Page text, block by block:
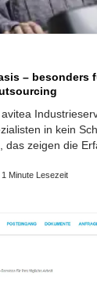
– besonders
in kein
zeigen die
1 Minute Lesezeit